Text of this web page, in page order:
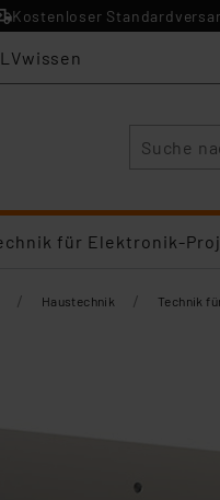
Kostenloser
für Elektronik-
/ Haustechnik / Technik